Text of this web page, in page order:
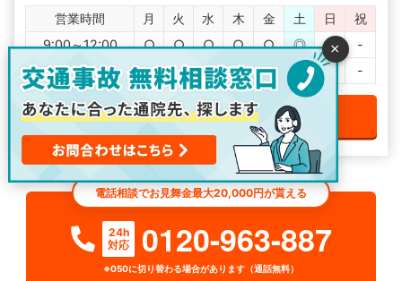
営業時間 月 火 水 木 金 土 日
祝
9:00～12:00
○ ○ ○ ○ ○ ◎ ℡
-
14:00～19:00
○ ○ - ○ ○ ℡ -
電話で無料予約をする
電話相談でお見舞金最大20,000円が貰える
24h
対応
0120-963-887
※050に切り替わる場合があります（通話無料）
×